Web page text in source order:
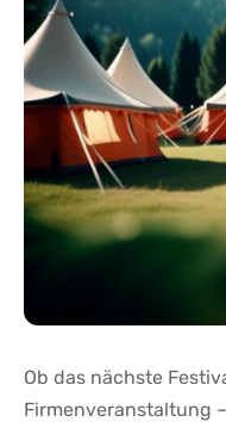
Ob das nächste
Firmenveranstaltung⁣